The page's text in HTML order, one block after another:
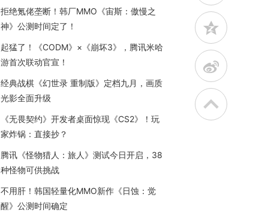
拒绝氪佬垄断！韩厂MMO《宙斯：傲慢之
神》公测时间定了！
起猛了！《CODM》×《崩坏3》，腾讯米哈
游首次联动官宣！
经典战棋《幻世录 重制版》定档九月，画质
光影全面升级
《无畏契约》开发者桌面惊现《CS2》！玩
家炸锅：直接抄？
腾讯《怪物猎人：旅人》测试今日开启，38
种怪物可供挑战
不用肝！韩国轻量化MMO新作《日蚀：觉
醒》公测时间确定
z
t